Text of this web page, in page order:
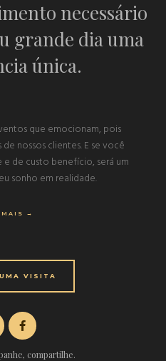
necessário
grande dia uma
única.
que emocionam, pois
nossos clientes. E se você
e de custo benefício, será um
sonho em realidade.
MAIS →
VISITA
compartilhe.